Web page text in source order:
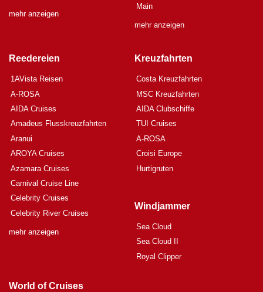
mehr anzeigen
Main
mehr anzeigen
Reedereien
1AVista Reisen
A-ROSA
AIDA Cruises
Amadeus Flusskreuzfahrten
Aranui
AROYA Cruises
Azamara Cruises
Carnival Cruise Line
Celebrity Cruises
Celebrity River Cruises
mehr anzeigen
Kreuzfahrten
Costa Kreuzfahrten
MSC Kreuzfahrten
AIDA Clubschiffe
TUI Cruises
A-ROSA
Croisi Europe
Hurtigruten
Windjammer
Sea Cloud
Sea Cloud II
Royal Clipper
World of Cruises